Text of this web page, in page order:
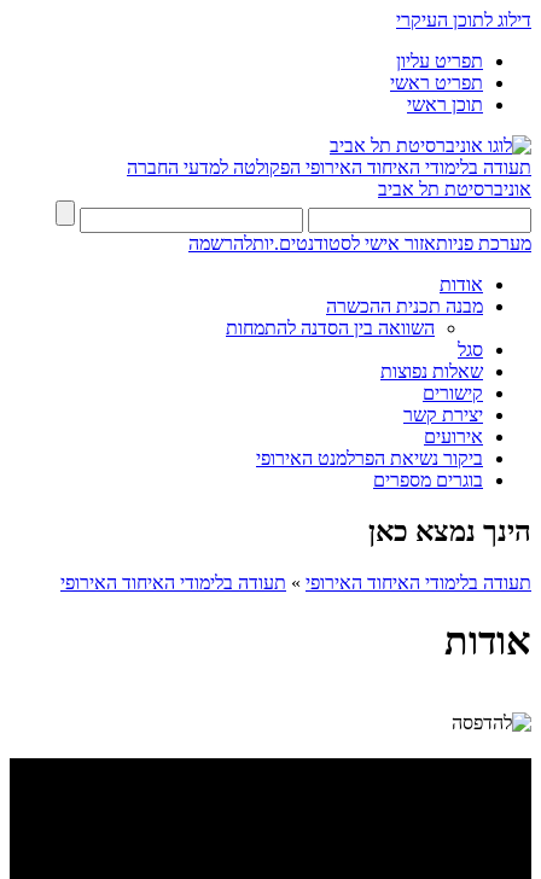
דילוג לתוכן העיקרי
תפריט עליון
תפריט ראשי
תוכן ראשי
תעודה בלימודי האיחוד האירופי הפקולטה למדעי החברה
אוניברסיטת תל אביב
מערכת פניותאזור אישי לסטודנטים.יותלהרשמה
אודות
מבנה תכנית ההכשרה
השוואה בין הסדנה להתמחות
סגל
שאלות נפוצות
קישורים
יצירת קשר
אירועים
ביקור נשיאת הפרלמנט האירופי
בוגרים מספרים
הינך נמצא כאן
תעודה בלימודי האיחוד האירופי » תעודה בלימודי האיחוד האירופי
אודות